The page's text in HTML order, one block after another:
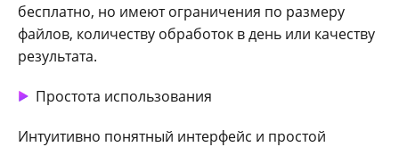
бесплатно, но имеют ограничения по размеру
файлов, количеству обработок в день или качеству
результата.
Простота использования
Интуитивно понятный интерфейс и простой